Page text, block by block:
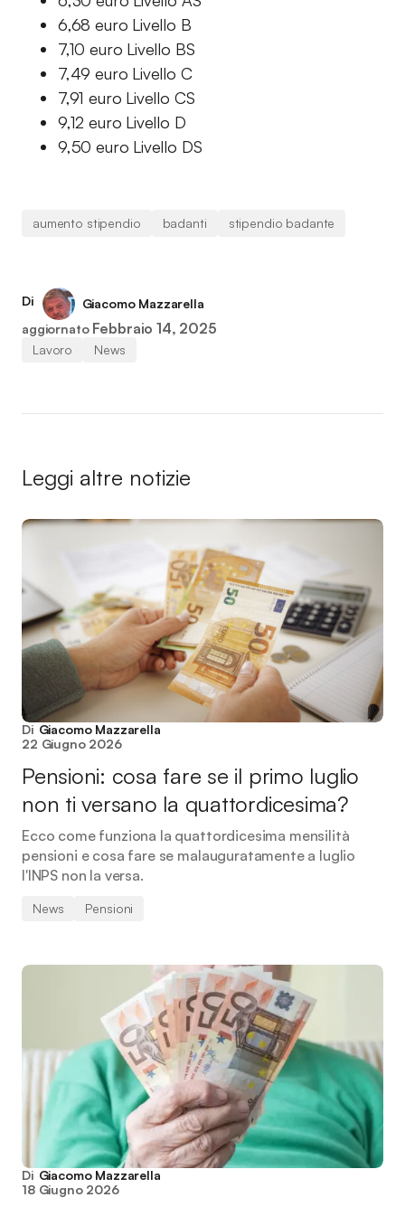
6,68 euro Livello B
7,10 euro Livello BS
7,49 euro Livello C
7,91 euro Livello CS
9,12 euro Livello D
9,50 euro Livello DS
aumento stipendio badanti stipendio badante
Di
Giacomo Mazzarella
aggiornato Febbraio 14, 2025
Lavoro News
Leggi altre notizie
Di Giacomo Mazzarella
22 Giugno 2026
Pensioni: cosa fare se il primo luglio
non ti versano la quattordicesima?
Ecco come funziona la quattordicesima mensilità
pensioni e cosa fare se malauguratamente a luglio
l'INPS non la versa.
News Pensioni
Di Giacomo Mazzarella
18 Giugno 2026